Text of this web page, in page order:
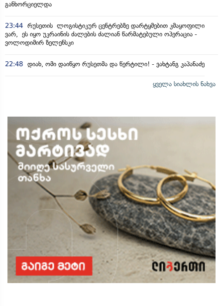
განხორციელდა
23:44 რუსეთის ლოგისტიკურ ცენტრებზე დარტყმებით კმაყოფილი
ვარ, ეს იყო უკრაინის ძალების ძალიან წარმატებული ოპერაცია -
ვოლოდიმირ ზელენსკი
22:48 დიახ, ომი დაიწყო რუსეთმა და წერტილი! - ვახტანგ კაპანაძე
ყველა სიახლის ნახვა